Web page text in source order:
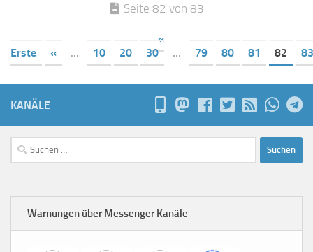
Seite 82 von 83
«
Erste
« ... 10 20 30 ... 79 80 81 82 83
KANÄLE
Suchen
nach:
Warnungen über Messenger Kanäle